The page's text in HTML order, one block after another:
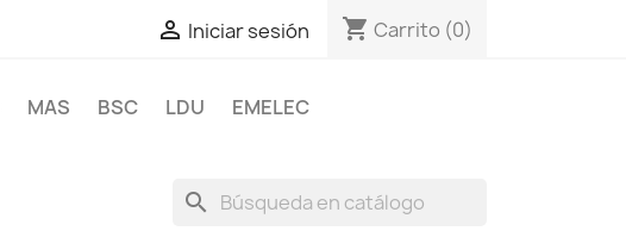
 Iniciar sesión shopping_cart Carrito (0)
MAS BSC LDU
EMELEC
search